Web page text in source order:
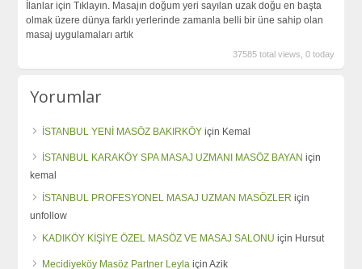
İlanlar için Tıklayın. Masajın doğum yeri sayılan uzak doğu en başta
olmak üzere dünya farklı yerlerinde zamanla belli bir üne sahip olan
masaj uygulamaları artık
37585 total views, 0 today
Yorumlar
İSTANBUL YENİ MASÖZ BAKIRKÖY için Kemal
İSTANBUL KARAKÖY SPA MASAJ UZMANI MASÖZ BAYAN için
kemal
İSTANBUL PROFESYONEL MASAJ UZMAN MASÖZLER için
unfollow
KADIKÖY KİŞİYE ÖZEL MASÖZ VE MASAJ SALONU için Hursut
Mecidiyeköy Masöz Partner Leyla içinAzik